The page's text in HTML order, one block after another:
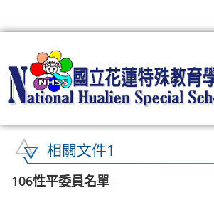
相關文件1
106性平委員名單